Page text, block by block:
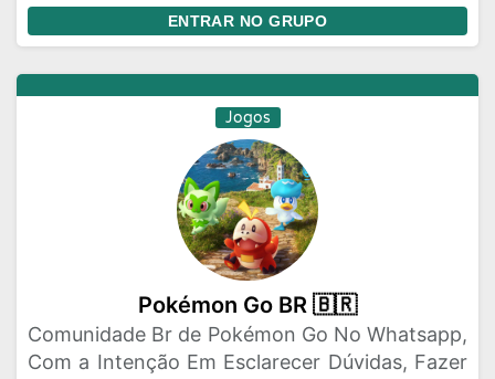
ENTRAR NO GRUPO
Jogos
Pokémon Go BR 🇧🇷
Comunidade Br de Pokémon Go No Whatsapp,
Com a Intenção Em Esclarecer Dúvidas, Fazer